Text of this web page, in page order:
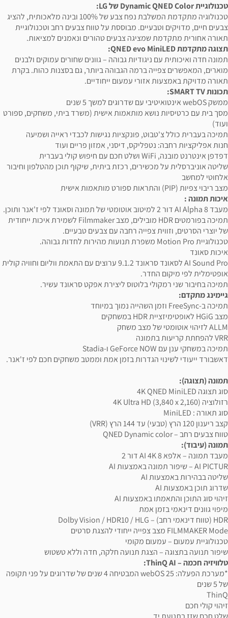
טכנולוגיית Dynamic QNED Color של LG:
טכנולוגיה מתקדמת המשלבת נפח צבע של 100% ובינה מלאכותית, להציג
צבעים חיים, מדויקים וטבעיים. מבוססת על טווח צבעים רחב וטכנולוגיית
תאורה אחורית מתקדמת שמציגה צבעים טהורים ונאמנים למציאות.
תצוגה מתקדמת QNED evo MiniLED:
תמונה חדה ואיכותית עם ניגודיות גבוהה – גוונים שחורים עמוקים ולבנים
מוארים, המאפשרים צפייה ברמה הגבוהה ביותר, גם בסצנות כהות. בקרת
תאורה מדויקת באמצעות אזורי עמעום ייחודיים.
תכונות SMART TV:
ממשק webOS אינטואיטיבי עם שדרוגים למשך 5 שנים
מסך בית עם כרטיסיות נושא מותאמות אישית (משרד ביתי, משחקים, ספורט
ועוד)
תמיכה בעברית כולל צ'טבוט, פונקציות נגישות לכבדי ראייה ושמיעה
חנות אפליקציות רחבה: נטפליקס, דיסני, אמזון פריים ועוד
דפדפן אינטרנט מובנה, WiFi ושלט חכם עם חיפוש קולי בעברית
שליטה אוניברסלית על מכשירים, רכזת ביתית, שיקוף תוכן מהטלפון וחיבור
אלחוטי למחשב
מצב ריבוי צפיות (PIP) והתראות ספורט מותאמות אישית
איכות תמונה :
מעבד AI Alpha 8 דור 2 למיטוב אוטומטי של תמונה וסאונד לפי ז'אנר ותוכן.
תמיכה בפורמטים HDR מובילים, מצב Filmmaker לשמירת איכות ייחודית
של יוצרי הסרטים, וזווית צפייה רחבה עם צבעים טבעיים.
טכנולוגיית Motion Pro משפרת תנועות מהירות לחדות גבוהה.
איכות סאונד
AI Sound Pro לסאונד סראונד 9.1.2 ערוצים עם התאמת ווליום וחוויה קולית
אופטימלית לפי מיקום החדר.
תמיכה בחיבור שני רמקולי בלוטוס ליצירת אפקט סראונד עשיר.
גיימינג מתקדם:
תמיכה ב-FreeSync וזמן השהייה נמוך במיוחד
מצב HGiG לאופטימיזציית HDR במשחקים
ALLM לזיהוי אוטומטי של מצב משחק
VRR להפחתת קריעות בתמונה
תמיכה במשחקי ענן עם GeForce NOW ו-Stadia
דאשבורד ייעודי לשינוי הגדרות בזמן אמת וממטב משחקים חכם לפי ז'אנר.
תמונה (תצוגה):
סוג תצוגה 4K QNED MiniLED
רזולוציה 4K Ultra HD (3,840 x 2,160)
סוג תאורה : MiniLED
קצב ריענון 120 הרץ (טבעי) עד 144 הרץ (VRR)
טווח צבעים רחב – QNED Dynamic color
תמונה (עיבוד):
מעבד תמונה – אלפא 8 AI 4K דור 2
AI PICTUR – שיפור תמונה באמצעות AI
שליטה בבהירות באמצעות AI
שדרוג תוכן באמצעות AI
זיהוי סוג התוכן והתאמתו באמצעות AI
מיפוי גוונים דינאמי בזמן אמת
HDR (טווח דינאמי רחב) – Dolby Vision / HDR10 / HLG
FILMMAKER Mode מצב צפייה ייחודי להצגת סרטים
טכנולוגיית עמעום – עמעום מקומי
שיפור תנועה בתצוגה – הצגת תנועה חלקה, חדה וללא טשטוש
טלוויזיה חכמה – ThinQ AI:
*מערכת הפעלה: webOS 25 המבטיחה 4 שנים של שדרוגים על פני תקופה
של 5 שנים
ThinQ
זיהוי קולי חכם